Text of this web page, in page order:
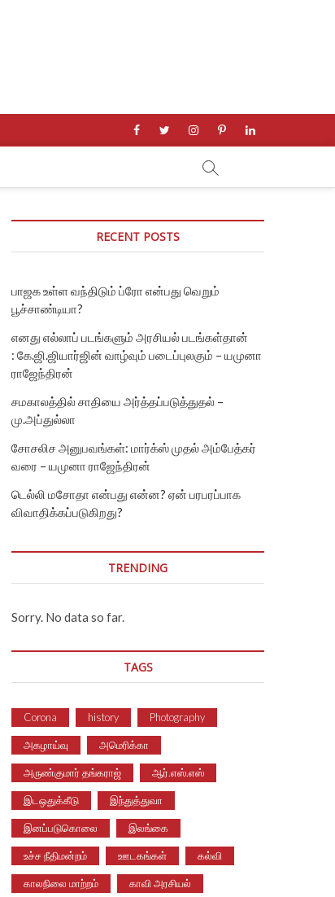
facebooktwitterinstagrampinterestlinkedin
RECENT POSTS
பாஜக உள்ள வந்திடும் ப்ரோ என்பது வெறும்
பூச்சாண்டியா?
எனது எல்லாப் படங்களும் அரசியல் படங்கள்தான்
: கே.ஜி.ஜியார்ஜின் வாழ்வும் படைப்புலகும் – யமுனா
ராஜேந்திரன்
சமகாலத்தில் சாதியை அர்த்தப்படுத்துதல் –
மு.அப்துல்லா
சோசலிச அனுபவங்கள்: மார்க்ஸ் முதல் அம்பேத்கர்
வரை – யமுனா ராஜேந்திரன்
டெல்லி மசோதா என்பது என்ன? ஏன் பரபரப்பாக
விவாதிக்கப்படுகிறது?
TRENDING
Sorry. No data so far.
TAGS
Corona history Photography
அகழாய்வு அமெரிக்கா
அருண்குமார் தங்கராஜ் ஆர்.எஸ்.எஸ்
இடஒதுக்கீடு இந்துத்துவா
இனப்படுகொலை இலங்கை
உச்ச நீதிமன்றம் ஊடகங்கள் கல்வி
காலநிலை மாற்றம் காவி அரசியல்